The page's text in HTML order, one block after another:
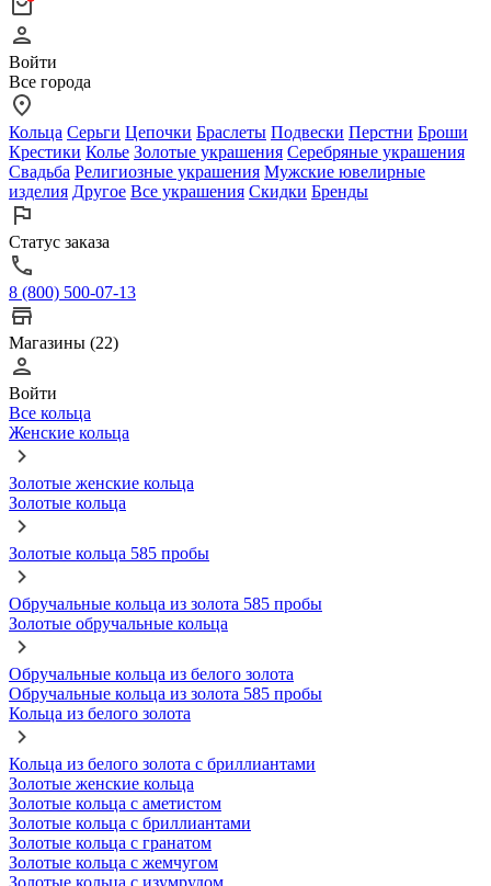
Войти
Все города
Кольца Серьги Цепочки Браслеты Подвески Перстни Броши
Крестики Колье Золотые украшения Серебряные украшения
Свадьба Религиозные украшения Мужские ювелирные
изделия Другое Все украшения Скидки Бренды
Статус заказа
8 (800) 500-07-13
Магазины (22)
Войти
Все кольца
Женские кольца
Золотые женские кольца
Золотые кольца
Золотые кольца 585 пробы
Обручальные кольца из золота 585 пробы
Золотые обручальные кольца
Обручальные кольца из белого золота
Обручальные кольца из золота 585 пробы
Кольца из белого золота
Кольца из белого золота с бриллиантами
Золотые женские кольца
Золотые кольца с аметистом
Золотые кольца с бриллиантами
Золотые кольца с гранатом
Золотые кольца с жемчугом
Золотые кольца с изумрудом